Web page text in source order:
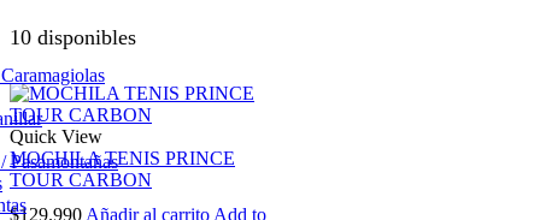
Pasamontañas
10 disponibles
Quick View
MOCHILA TENIS PRINCE
TOUR CARBON
$129.990 Añadir al carrito Add to